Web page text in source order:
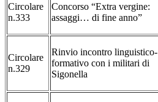
Circolare
n.333
Concorso “Extra vergine:
assaggi… di fine anno”
Circolare
n.329
Rinvio incontro linguistico-
formativo con i militari di
Sigonella